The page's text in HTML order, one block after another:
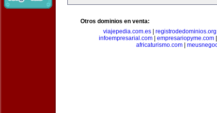
Otros dominios en venta:
viajepedia.com.es| registrodedominios.org
infoempresarial.com| empresariopyme.com
africaturismo.com|